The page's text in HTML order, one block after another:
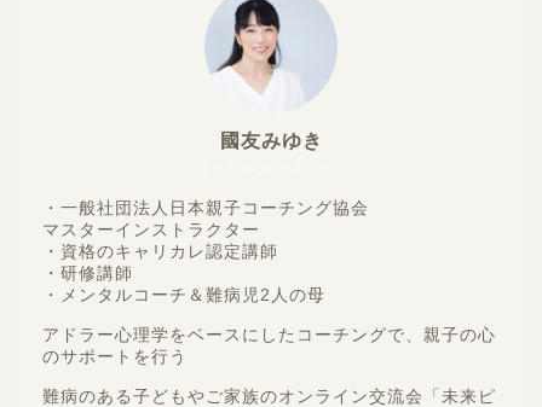
國友みゆき
・一般社団法人日本親子コーチング協会
マスターインストラクター
・資格のキャリカレ認定講師
・研修講師
・メンタルコーチ＆難病児2人の母
アドラー心理学をベースにしたコーチングで、親子の心
のサポートを行う
難病のある子どもやご家族のオンライン交流会「未来ピ